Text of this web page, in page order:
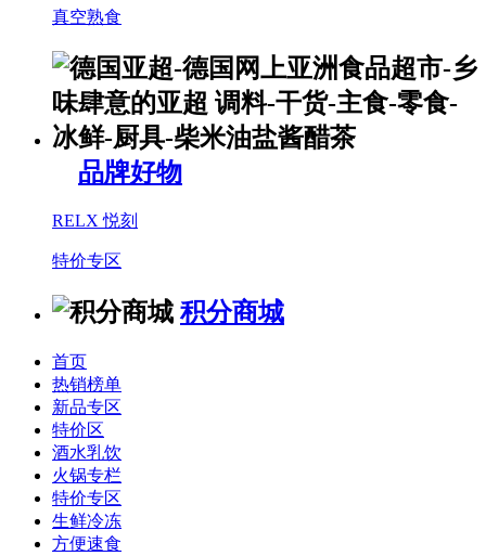
真空熟食
品牌好物
RELX 悦刻
特价专区
积分商城
首页
热销榜单
新品专区
特价区
酒水乳饮
火锅专栏
特价专区
生鲜冷冻
方便速食